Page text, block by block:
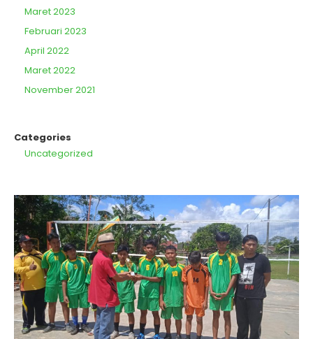
Maret 2023
Februari 2023
April 2022
Maret 2022
November 2021
Categories
Uncategorized